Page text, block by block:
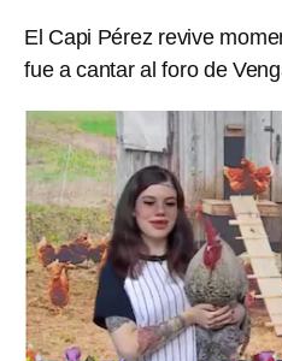
El Capi Pérez revive
fue a cantar al foro de